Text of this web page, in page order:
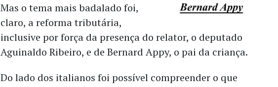
Mas o tema mais badalado foi,
claro, a reforma tributária,
inclusive por força da presença do relator, o deputado
Aguinaldo Ribeiro, e de Bernard Appy, o pai da criança.
Do lado dos italianos foi possível compreender o que